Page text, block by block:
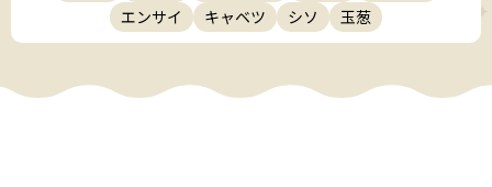
エンサイ
キャベツ シソ 玉葱